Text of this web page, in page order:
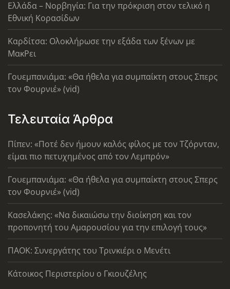
Ελλάδα – Νορβηγία: Για την πρόκριση στον τελικό η
Εθνική Κορασίδων
Καρδίτσα: Ολοκλήρωσε την εξάδα των ξένων με
ΜακΡει
Γουεμπανιάμα: «Θα ήθελα για συμπαίκτη στους Σπερς
τον Φουρνιέ» (vid)
Τελευταία Άρθρα
Πίπεν: «Ποτέ δεν ήμουν καλός φίλος με τον Τζόρνταν,
είμαι πιο πετυχημένος από τον Λεμπρόν»
Γουεμπανιάμα: «Θα ήθελα για συμπαίκτη στους Σπερς
τον Φουρνιέ» (vid)
Κασελάκης: «Να δικαιώσω την διοίκηση και τον
προπονητή του Αμαρουσίου για την επιλογή τους»
ΠΑΟΚ: Συνεργάτης του Τρινκιέρι ο Μενέτι
Κάτοικος Περιστερίου ο Γκιουζέλης